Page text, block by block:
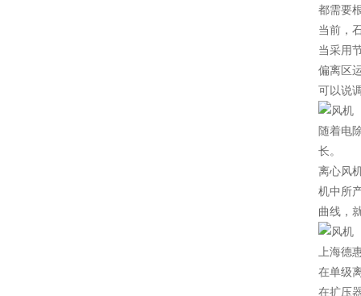
都需要
当前，
当采用
偏离区
可以说
随着电
长。
离心风
机中所
曲线，
上海德
在单级
在扩压